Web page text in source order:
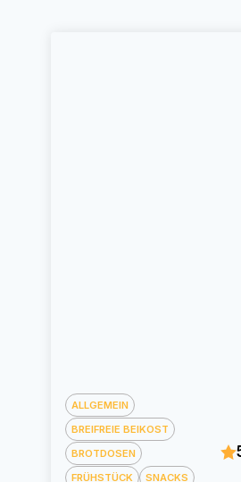
ALLGEMEIN
BREIFREIE BEIKOST
BROTDOSEN
FRÜHSTÜCK
SNACKS